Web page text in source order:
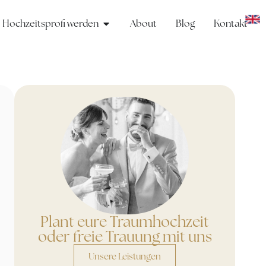
Hochzeitsprofi werden About Blog Kontakt
Plant eure Traumhochzeit
oder freie Trauung mit uns
Unsere Leistungen